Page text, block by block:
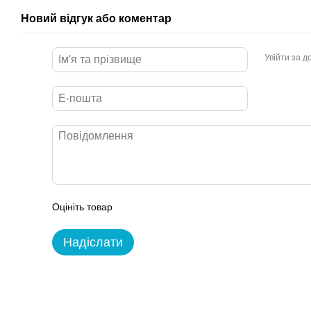
Новий відгук або коментар
Увійти за
Оцініть товар
Надіслати